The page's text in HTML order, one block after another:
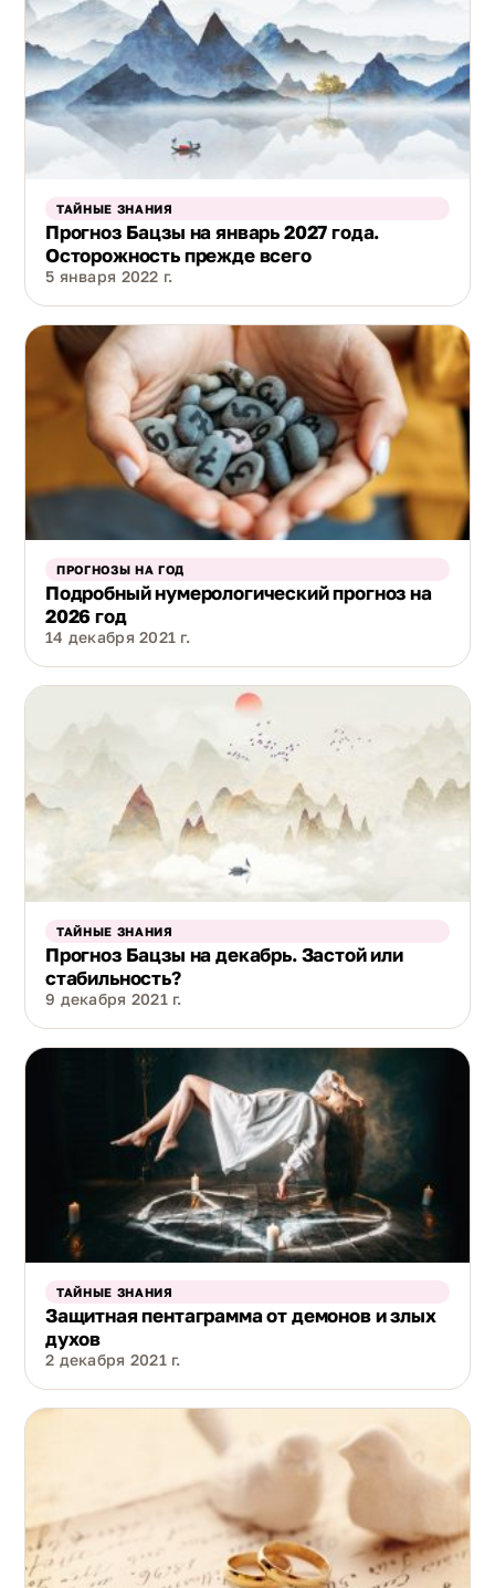
ТАЙНЫЕ ЗНАНИЯ
Прогноз Бацзы на январь 2027 года.
Осторожность прежде всего
5 января 2022 г.
ПРОГНОЗЫ НА ГОД
Подробный нумерологический прогноз на
2026 год
14 декабря 2021 г.
ТАЙНЫЕ ЗНАНИЯ
Прогноз Бацзы на декабрь. Застой или
стабильность?
9 декабря 2021 г.
ТАЙНЫЕ ЗНАНИЯ
Защитная пентаграмма от демонов и злых
духов
2 декабря 2021 г.